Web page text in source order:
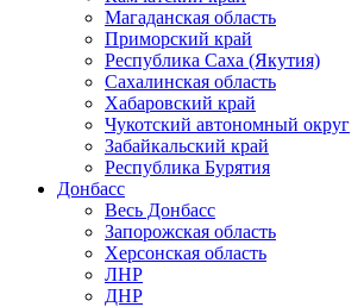
Магаданская область
Приморский край
Республика Саха (Якутия)
Сахалинская область
Хабаровский край
Чукотский автономный округ
Забайкальский край
Республика Бурятия
Донбасс
Весь Донбасс
Запорожская область
Херсонская область
ЛНР
ДНР